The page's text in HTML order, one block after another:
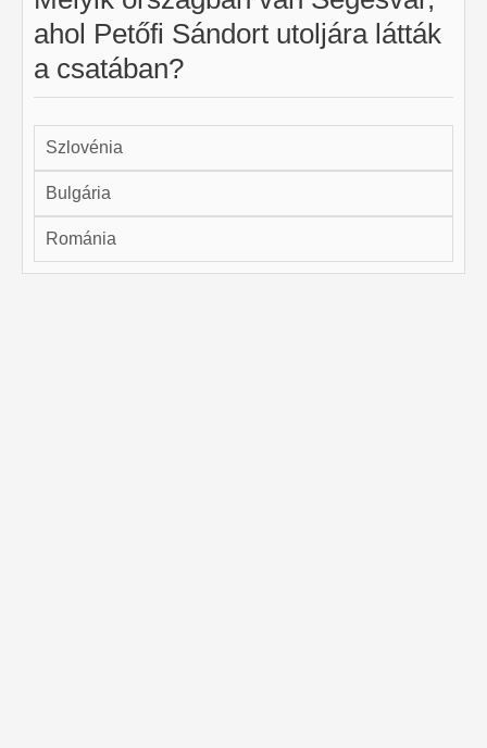
ahol Petőfi Sándort utoljára látták
a csatában?
Szlovénia
Bulgária
Románia